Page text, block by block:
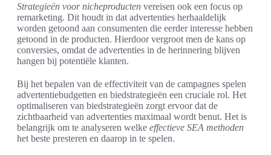
Strategieën voor nicheproducten vereisen ook een focus op
remarketing. Dit houdt in dat advertenties herhaaldelijk
worden getoond aan consumenten die eerder interesse hebben
getoond in de producten. Hierdoor vergroot men de kans op
conversies, omdat de advertenties in de herinnering blijven
hangen bij potentiële klanten.
Bij het bepalen van de effectiviteit van de campagnes spelen
advertentiebudgetten en biedstrategieën een cruciale rol. Het
optimaliseren van biedstrategieën zorgt ervoor dat de
zichtbaarheid van advertenties maximaal wordt benut. Het is
belangrijk om te analyseren welke effectieve SEA methoden
het beste presteren en daarop in te spelen.